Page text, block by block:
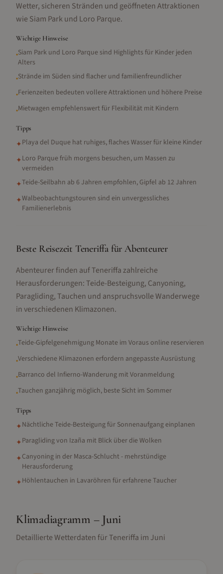
Wetter, sicheren Stränden und geöffneten Attraktionen
wie Siam Park und Loro Parque.
Wichtige Hinweise
•Siam Park und Loro Parque sind Highlights für Kinder jeden
Alters
•Strände im Süden sind flacher und familienfreundlicher
•Ferienzeiten bedeuten vollere Attraktionen und höhere Preise
•Mietwagen empfehlenswert für Flexibilität mit Kindern
Tipps
✦Playa del Duque hat ruhiges, flaches Wasser für kleine Kinder
✦Loro Parque früh morgens besuchen, um Massen zu
vermeiden
✦Teide-Seilbahn ab 6 Jahren empfohlen, Gipfel ab 12 Jahren
✦Walbeobachtungstouren sind ein unvergessliches
Familienerlebnis
Beste Reisezeit Teneriffa für Abenteurer
Abenteurer finden auf Teneriffa zahlreiche
Herausforderungen: Teide-Besteigung, Canyoning,
Paragliding, Tauchen und anspruchsvolle Wanderwege
in verschiedenen Klimazonen.
Wichtige Hinweise
•Teide-Gipfelgenehmigung Monate im Voraus online reservieren
•Verschiedene Klimazonen erfordern angepasste Ausrüstung
•Barranco del Infierno-Wanderung mit Voranmeldung
•Tauchen ganzjährig möglich, beste Sicht im Sommer
Tipps
✦Nächtliche Teide-Besteigung für Sonnenaufgang einplanen
✦Paragliding von Izaña mit Blick über die Wolken
✦Canyoning in der Masca-Schlucht - mehrstündige
Herausforderung
✦Höhlentauchen in Lavaröhren für erfahrene Taucher
Klimadiagramm – Juni
Detaillierte Wetterdaten fürTeneriffa im Juni